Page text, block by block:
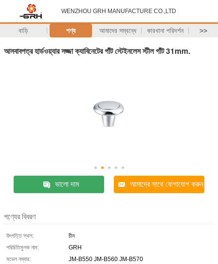
WENZHOU GRH MANUFACTURE CO.,LTD
বাড়ি পণ্য আমাদের সম্বন্ধে কারখানা পরিদর্শন >>
আসবাবপত্র হার্ডওয়্যার সজ্জা ক্যাবিনেটের গাঁট স্টেইনলেস স্টীল গাঁট 31mm.
ভালো দাম আমাদের সাথে যোগাযোগ করুন
পণ্যের বিবরণ
উৎপত্তি স্থল:
চীন
পরিচিতিমুলক নাম:
GRH
মডেল নম্বার:
JM-B550 JM-B560 JM-B570